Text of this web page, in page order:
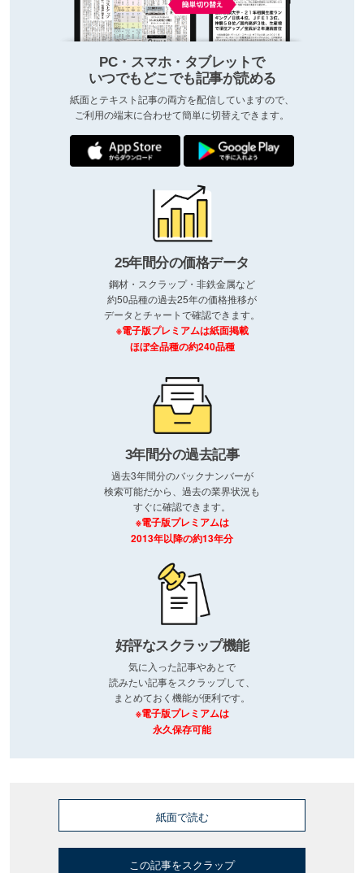
PC・スマホ・タブレットで
いつでもどこでも記事が読める
紙面とテキスト記事の両方を配信していますので、
ご利用の端末に合わせて簡単に切替えできます。
25年間分の価格データ
鋼材・スクラップ・非鉄金属など
約50品種の過去25年の価格推移が
データとチャートで確認できます。
※電子版プレミアムは紙面掲載
ほぼ全品種の約240品種
3年間分の過去記事
過去3年間分のバックナンバーが
検索可能だから、過去の業界状況も
すぐに確認できます。
※電子版プレミアムは
2013年以降の約13年分
好評なスクラップ機能
気に入った記事やあとで
読みたい記事をスクラップして、
まとめておく機能が便利です。
※電子版プレミアムは
永久保存可能
紙面で読む
この記事をスクラップ